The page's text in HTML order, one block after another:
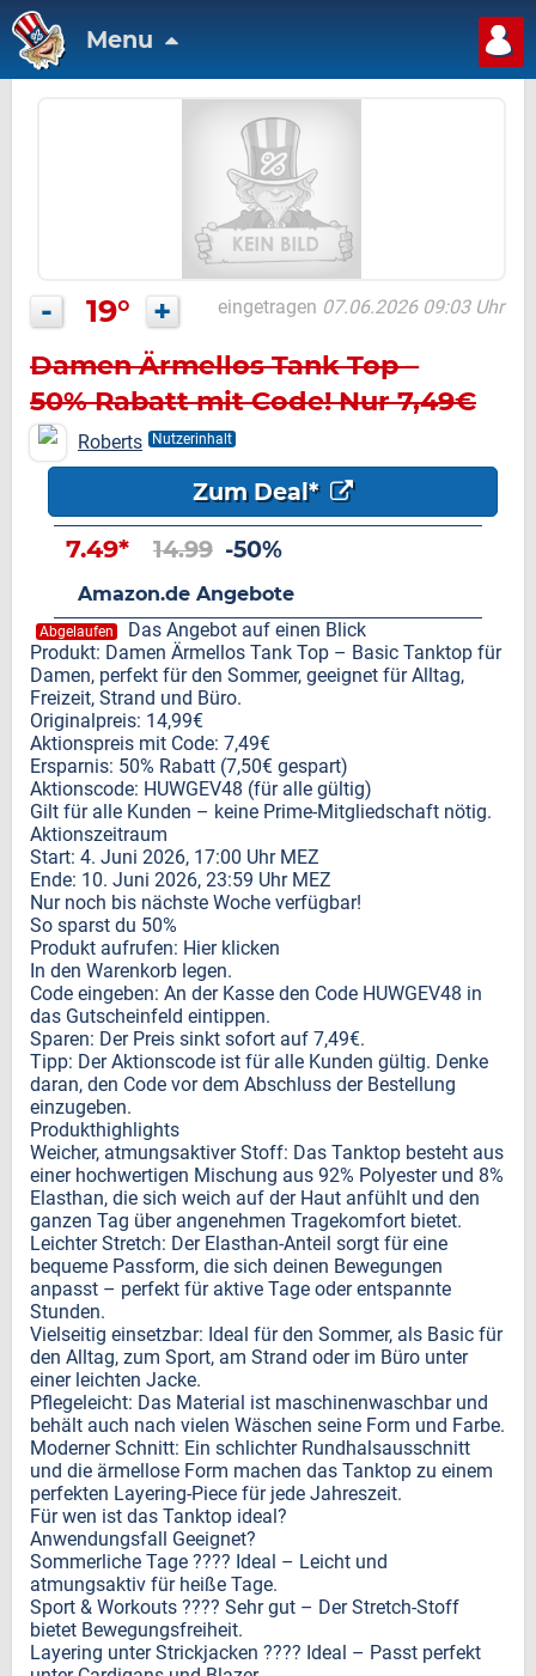
Menu
- 19° + eingetragen 07.06.2026 09:03 Uhr
Damen Ärmellos Tank Top –
50% Rabatt mit Code! Nur 7,49€
Roberts Nutzerinhalt
Zum Deal*
7.49* 14.99 -50%
Amazon.de Angebote
Abgelaufen
Das Angebot auf einen Blick
Produkt: Damen Ärmellos Tank Top – Basic Tanktop für
Damen, perfekt für den Sommer, geeignet für Alltag,
Freizeit, Strand und Büro.
Originalpreis: 14,99€
Aktionspreis mit Code: 7,49€
Ersparnis: 50% Rabatt (7,50€ gespart)
Aktionscode: HUWGEV48 (für alle gültig)
Gilt für alle Kunden – keine Prime-Mitgliedschaft nötig.
Aktionszeitraum
Start: 4. Juni 2026, 17:00 Uhr MEZ
Ende: 10. Juni 2026, 23:59 Uhr MEZ
Nur noch bis nächste Woche verfügbar!
So sparst du 50%
Produkt aufrufen: Hier klicken
In den Warenkorb legen.
Code eingeben: An der Kasse den Code HUWGEV48 in
das Gutscheinfeld eintippen.
Sparen: Der Preis sinkt sofort auf 7,49€.
Tipp: Der Aktionscode ist für alle Kunden gültig. Denke
daran, den Code vor dem Abschluss der Bestellung
einzugeben.
Produkthighlights
Weicher, atmungsaktiver Stoff: Das Tanktop besteht aus
einer hochwertigen Mischung aus 92% Polyester und 8%
Elasthan, die sich weich auf der Haut anfühlt und den
ganzen Tag über angenehmen Tragekomfort bietet.
Leichter Stretch: Der Elasthan-Anteil sorgt für eine
bequeme Passform, die sich deinen Bewegungen
anpasst – perfekt für aktive Tage oder entspannte
Stunden.
Vielseitig einsetzbar: Ideal für den Sommer, als Basic für
den Alltag, zum Sport, am Strand oder im Büro unter
einer leichten Jacke.
Pflegeleicht: Das Material ist maschinenwaschbar und
behält auch nach vielen Wäschen seine Form und Farbe.
Moderner Schnitt: Ein schlichter Rundhalsausschnitt
und die ärmellose Form machen das Tanktop zu einem
perfekten Layering-Piece für jede Jahreszeit.
Für wen ist das Tanktop ideal?
Anwendungsfall Geeignet?
Sommerliche Tage ???? Ideal – Leicht und
atmungsaktiv für heiße Tage.
Sport & Workouts ???? Sehr gut – Der Stretch-Stoff
bietet Bewegungsfreiheit.
Layering unter Strickjacken ???? Ideal – Passt perfekt